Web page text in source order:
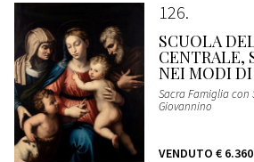
126
SCUOLA
CENTRALE,
NEI MODI
Sacra Famiglia con
Giovannino
VENDUTO € 6.360